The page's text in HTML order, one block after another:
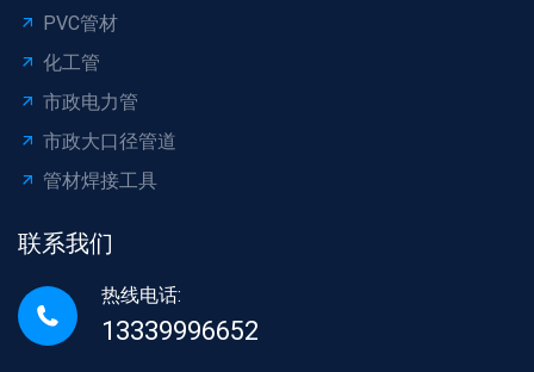
PVC管材
化工管
市政电力管
市政大口径管道
管材焊接工具
联系我们
热线电话:
13339996652